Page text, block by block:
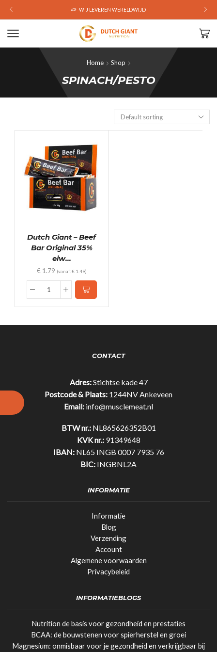
WIJ LEVEREN WERELDWIJD
Home Shop
SPINACH/PESTO
Dutch Giant – Beef
Bar Original 35%
eiw...
€ 1.79 (vanaf:€ 1.49)
Dutch
CONTACT
Adres:Stichtse kade 47
Postcode & Plaats: 1244NV Ankeveen
Email: info@musclemeat.nl
BTW nr.:NL865626352B01
KVK nr.:91349648
IBAN:NL65 INGB 0007 7935 76
BIC: INGBNL2A
INFORMATIE
Informatie
Blog
Verzending
Account
Algemene voorwaarden
Privacybeleid
INFORMATIEBLOGS
Nutrition de basis voor gezondheid en prestaties
BCAA: de bouwstenen voor spierherstel en groei
Magnesium: onmisbaar voor je gezondheid en verkrijgbaar bij